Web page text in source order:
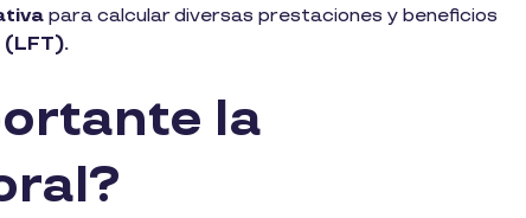
para calcular diversas prestaciones y beneficios
(LFT).
la